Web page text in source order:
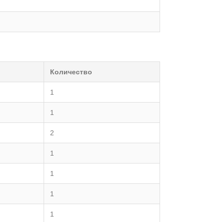
Количество
1
1
2
1
1
1
1